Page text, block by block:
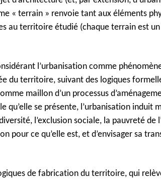
« terrain » renvoie tant aux éléments
au territoire étudié (chaque terrain est
l’urbanisation comme
du territoire, suivant des logiques
maillon d’un processus
qu’elle se présente, l’urbanisation induit
l’exclusion sociale, la pauvreté de
pour ce qu’elle est, et d’envisager sa
de fabrication du territoire, qui